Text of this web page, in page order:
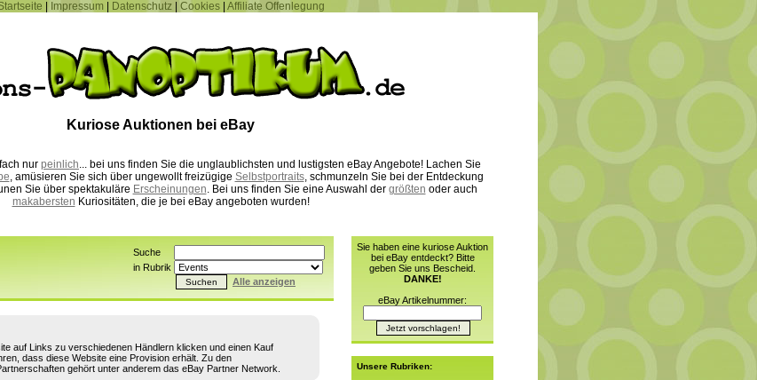
Impressum Datenschutz| Cookies| Affiliate Offenlegung
Kuriose Auktionen bei eBay
nur peinlich... bei uns finden Sie die unglaublichsten und lustigsten eBay Angebote! Lachen Sie
, amüsieren Sie sich über ungewollt freizügige Selbstportraits, schmunzeln Sie bei der Entdeckung
Sie über spektakuläre Erscheinungen. Bei uns finden Sie eine Auswahl der größten oder auch
makabersten Kuriositäten, die je bei eBay angeboten wurden!
Suche
in Rubrik
Alle anzeigen
auf Links zu verschiedenen Händlern klicken und einen Kauf
dass diese Website eine Provision erhält. Zu den
gehört unter anderem das eBay Partner Network.
Sie haben eine kuriose Auktion
bei eBay entdeckt? Bitte
geben Sie uns Bescheid.
DANKE!
eBay Artikelnummer:
Unsere Rubriken: